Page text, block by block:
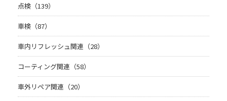
点検（139）
車検（87）
車内リフレッシュ関連（28）
コーティング関連（58）
車外リペア関連（20）